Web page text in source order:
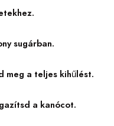
sugárban.
meg a teljes kihűlést.
a kanócot.